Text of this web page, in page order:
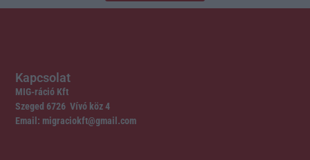
Kapcsolat
MIG-ráció Kft
Szeged 6726 Vívó köz 4
Email: migraciokft@gmail.com